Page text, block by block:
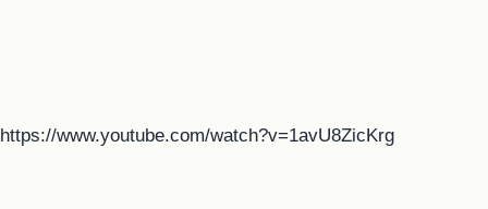
https://www.youtube.com/watch?v=1avU8ZicKrg